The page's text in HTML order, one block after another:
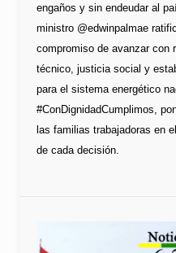
engaños y sin endeudar al
ministro @edwinpalmae
compromiso de avanzar con
técnico, justicia social y
para el sistema energético
#ConDignidadCumplimos,
las familias trabajadoras en
de cada decisión.